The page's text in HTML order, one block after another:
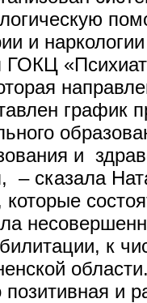
и
ГОКЦ
график
и
– сказала
к
позитивная и